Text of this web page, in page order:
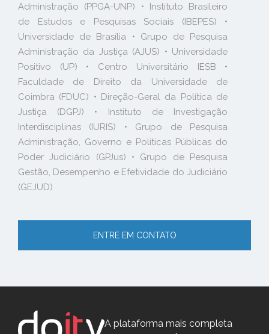
Administração (PPGA-UNP) • Instituto Brasileiro
de Estudos e Pesquisas Sociais (IBEPES) •
Universidade de Brasília • Grupo de Pesquisa
Administração da Justiça (AJUS) • Universidade
Positivo (UP) • Centro Universitário IESB •
Faculdade de Direito da Universidade de
Coimbra (FDUC) • Direção-Geral da Política de
Justiça (DGPJ) • Instituto de Investigação
Interdisciplinas (IURIS) • Grupo de Pesquisa
Administração, Governo e Políticas Públicas do
Poder Judiciário (GPJus) • Grupo de Pesquisa
Gestão, Desempenho e Efetividade do Judiciário
(GEJUD)
ENTRE EM CONTATO
A plataforma mais completa